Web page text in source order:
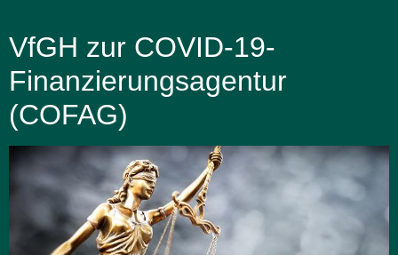
VfGH zur COVID-19-
Finanzierungsagentur
(COFAG)